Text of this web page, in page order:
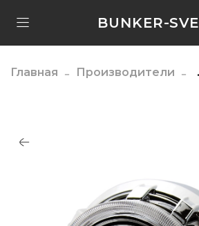
BUNKER-
Главная Производители